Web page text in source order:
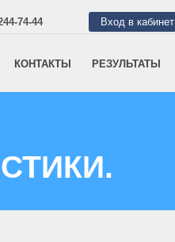
74-44 Вход в кабинет
КОНТАКТЫ РЕЗУЛЬТАТЫ